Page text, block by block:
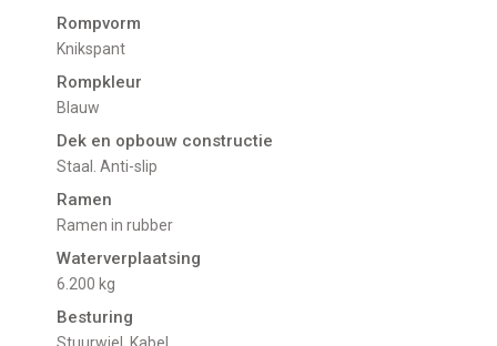
Rompvorm
Knikspant
Rompkleur
Blauw
Dek en opbouw constructie
Staal. Anti-slip
Ramen
Ramen in rubber
Waterverplaatsing
6.200 kg
Besturing
Stuurwiel. Kabel